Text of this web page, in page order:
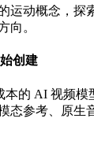
运动概念，探
向。
创建
本的 AI 视频
态参考、原生